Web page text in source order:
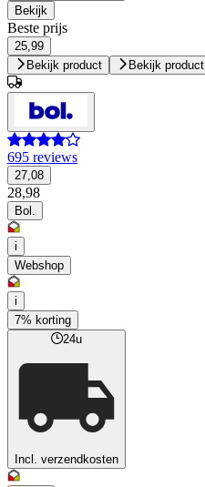
Bekijk
Beste prijs
25,99
Bekijk product
Bekijk product
695 reviews
27,08
28,98
Bol.
i
Webshop
i
7% korting
24u
Incl. verzendkosten